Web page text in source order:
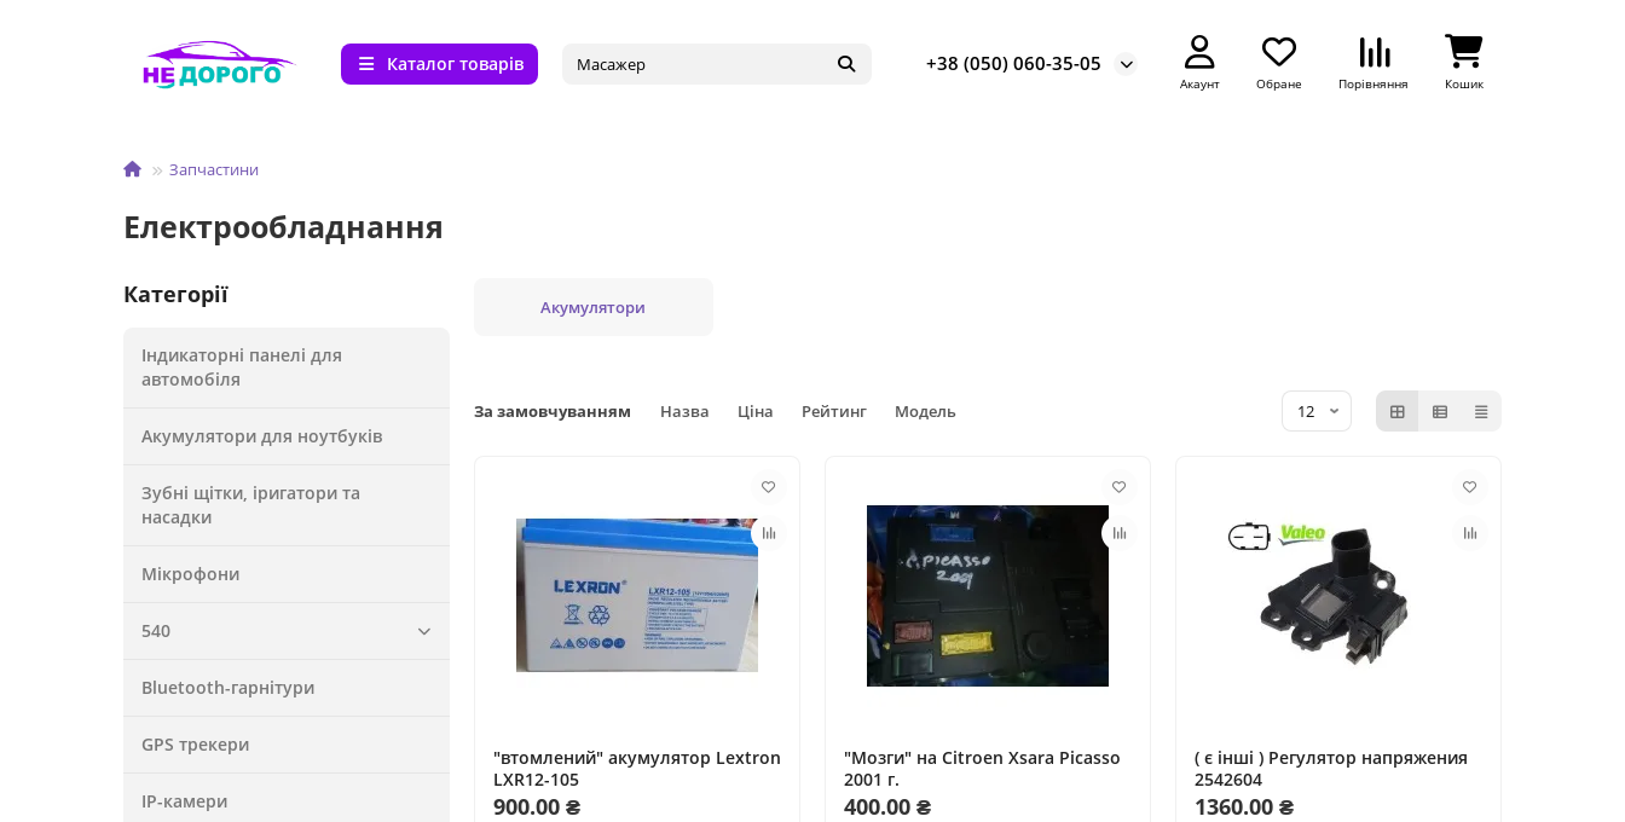
Каталог товарів +38 (050) 060-35-05
Акаунт Обране Порівняння Кошик
Запчастини
Електрообладнання
Категорії
Індикаторні панелі для
автомобіля
Акумулятори для ноутбуків
Зубні щітки, іригатори та
насадки
Мікрофони
540
Bluetooth-гарнітури
GPS трекери
IP-камери
Акумулятори
За замовчуванням Назва Ціна Рейтинг Модель
"втомлений" акумулятор Lextron
LXR12-105
900.00 ₴
"Мозги" на Citroen Xsara Picasso
2001 г.
400.00 ₴
( є інші ) Регулятор напряжения
2542604
1360.00 ₴